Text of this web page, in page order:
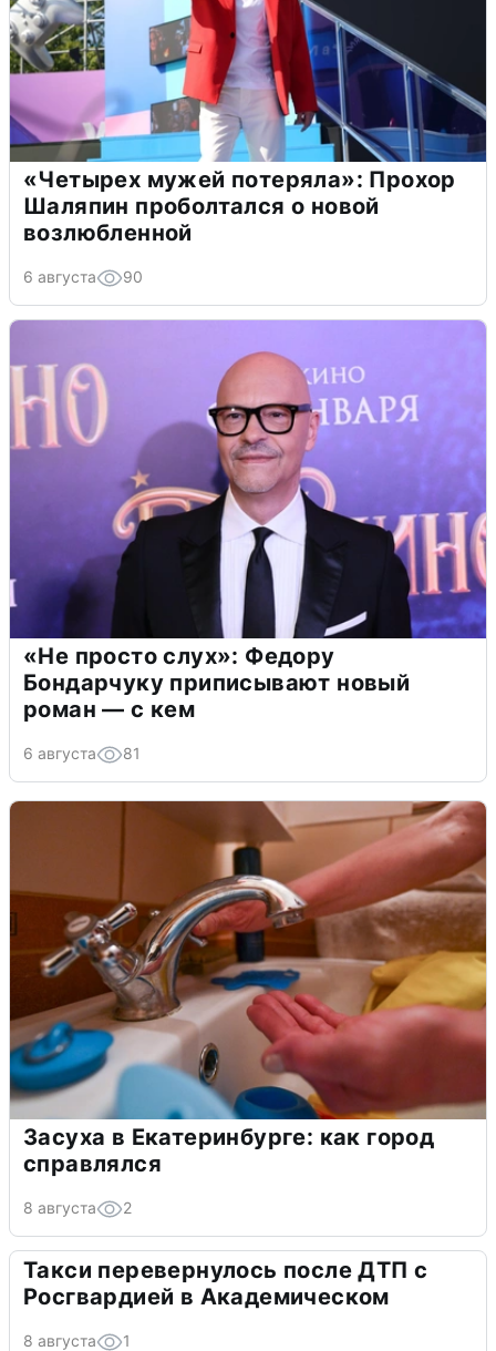
«Четырех мужей потеряла»: Прохор
Шаляпин проболтался о новой
возлюбленной
6 августа 90
«Не просто слух»: Федору
Бондарчуку приписывают новый
роман — с кем
6 августа 81
Засуха в Екатеринбурге: как город
справлялся
8 августа 2
Такси перевернулось после ДТП с
Росгвардией в Академическом
8 августа 1